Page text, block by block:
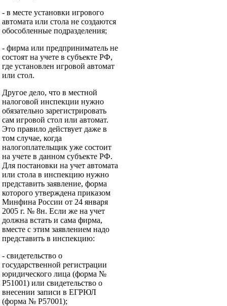
- в месте установки игрового
автомата или стола не создаются
обособленные подразделения;
- фирма или предприниматель не
состоят на учете в субъекте РФ,
где установлен игровой автомат
или стол.
Другое дело, что в местной
налоговой инспекции нужно
обязательно зарегистрировать
сам игровой стол или автомат.
Это правило действует даже в
том случае, когда
налогоплательщик уже состоит
на учете в данном субъекте РФ.
Для постановки на учет автомата
или стола в инспекцию нужно
представить заявление, форма
которого утверждена приказом
Минфина России от 24 января
2005 г. № 8н. Если же на учет
должна встать и сама фирма,
вместе с этим заявлением надо
представить в инспекцию:
- свидетельство о
государственной регистрации
юридического лица (форма №
Р51001) или свидетельство о
внесении записи в ЕГРЮЛ
(форма № Р57001);